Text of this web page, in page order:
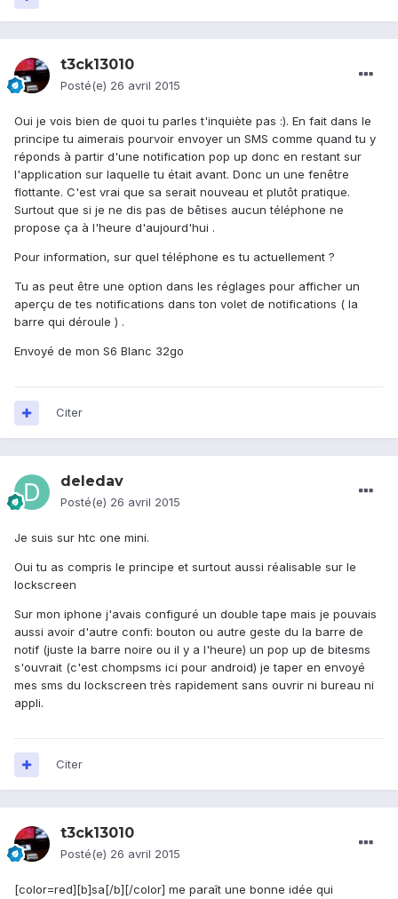
t3ck13010
Posté(e) 26 avril 2015
Oui je vois bien de quoi tu parles t'inquiète pas :). En fait dans le
principe tu aimerais pourvoir envoyer un SMS comme quand tu y
réponds à partir d'une notification pop up donc en restant sur
l'application sur laquelle tu était avant. Donc un une fenêtre
flottante. C'est vrai que sa serait nouveau et plutôt pratique.
Surtout que si je ne dis pas de bêtises aucun téléphone ne
propose ça à l'heure d'aujourd'hui .
Pour information, sur quel téléphone es tu actuellement ?
Tu as peut être une option dans les réglages pour afficher un
aperçu de tes notifications dans ton volet de notifications ( la
barre qui déroule ) .
Envoyé de mon S6 Blanc 32go
Citer
deledav
Posté(e) 26 avril 2015
Je suis sur htc one mini.
Oui tu as compris le principe et surtout aussi réalisable sur le
lockscreen
Sur mon iphone j'avais configuré un double tape mais je pouvais
aussi avoir d'autre confi: bouton ou autre geste du la barre de
notif (juste la barre noire ou il y a l'heure) un pop up de bitesms
s'ouvrait (c'est chompsms ici pour android) je taper en envoyé
mes sms du lockscreen très rapidement sans ouvrir ni bureau ni
appli.
Citer
t3ck13010
Posté(e) 26 avril 2015
[color=red][b]sa[/b][/color] me paraît une bonne idée qui